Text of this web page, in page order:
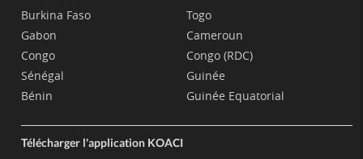
Burkina Faso
Gabon
Congo
Sénégal
Bénin
Togo
Cameroun
Congo (RDC)
Guinée
Guinée Equatorial
Télécharger l'application KOACI